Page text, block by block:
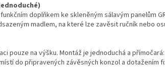
doplňkem ke skleněným sálavým panelům
madlem, na které lze zavěsit ručník nebo
pouze na výšku. Montáž je jednoduchá a
do připravených závěsných konzol a dotažením